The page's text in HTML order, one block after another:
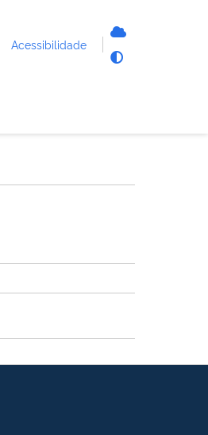
Acessibilidade